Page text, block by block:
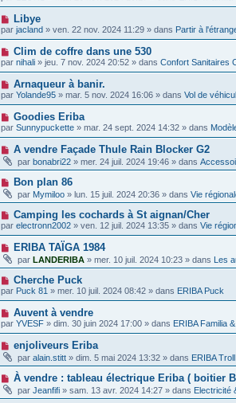
e
s
s
a
g
e
u
e
s
s
a
g
e
u
v
e
a
u
m
e
s
a
g
e
N
o
u
e
a
u
m
e
s
s
a
g
e
Libye
par jacland » ven. 22 nov. 2024 11:29 » dans Partir à
N
o
u
e
a
u
m
e
s
a
g
e
Clim de coffre dans une 530
par nihali » jeu. 7 nov. 2024 20:52 » dans Confort Sanitaires
N
o
u
e
a
u
m
e
s
s
a
g
e
Arnaqueur à banir.
par Yolande95 » mar. 5 nov. 2024 16:06 » dans Vol de
N
o
u
e
a
u
m
e
s
s
a
g
e
Goodies Eriba
par Sunnypuckette » mar. 24 sept. 2024 14:32 » dans
N
u
v
e
a
u
m
e
s
s
a
g
e
A vendre Façade Thule Rain Blocker G2
par bonabri22 » mer. 24 juil. 2024 19:46 » dans
N
u
e
a
u
m
e
s
s
a
g
e
Bon plan 86
par Mymiloo » lun. 15 juil. 2024 20:36 » dans Vie
N
o
u
v
e
a
u
m
e
s
a
g
e
Camping les cochards à St aignan/Cher
par electronn2002 » ven. 12 juil. 2024 13:35 » dans Vie
N
u
e
a
u
m
e
s
a
g
e
ERIBA TAÏGA 1984
par LANDERIBA » mer. 10 juil. 2024 10:23 » dans Les
N
o
u
e
a
u
m
e
s
a
g
Cherche Puck
par Puck 81 » mer. 10 juil. 2024 08:42 » dans ERIBA Puck
N
o
u
e
a
u
m
e
s
Auvent à vendre
par YVESF » dim. 30 juin 2024 17:00 » dans ERIBA Familia
N
u
e
a
u
enjoliveurs Eriba
par alain.stitt » dim. 5 mai 2024 13:32 » dans ERIBA Troll
N
u
À vendre : tableau électrique Eriba ( boitier
par Jeanfifi » sam. 13 avr. 2024 14:27 » dans Electricité